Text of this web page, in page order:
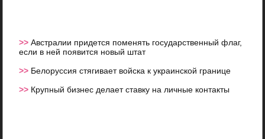
>>Австралии придется поменять государственный флаг,
если в ней появится новый штат
>> Белоруссия стягивает войска к украинской границе
>> Крупный бизнес делает ставку на личные контакты